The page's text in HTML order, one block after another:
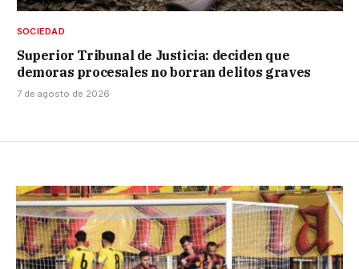
SOCIEDAD
Superior Tribunal de Justicia: deciden que
demoras procesales no borran delitos graves
7 de agosto de 2026